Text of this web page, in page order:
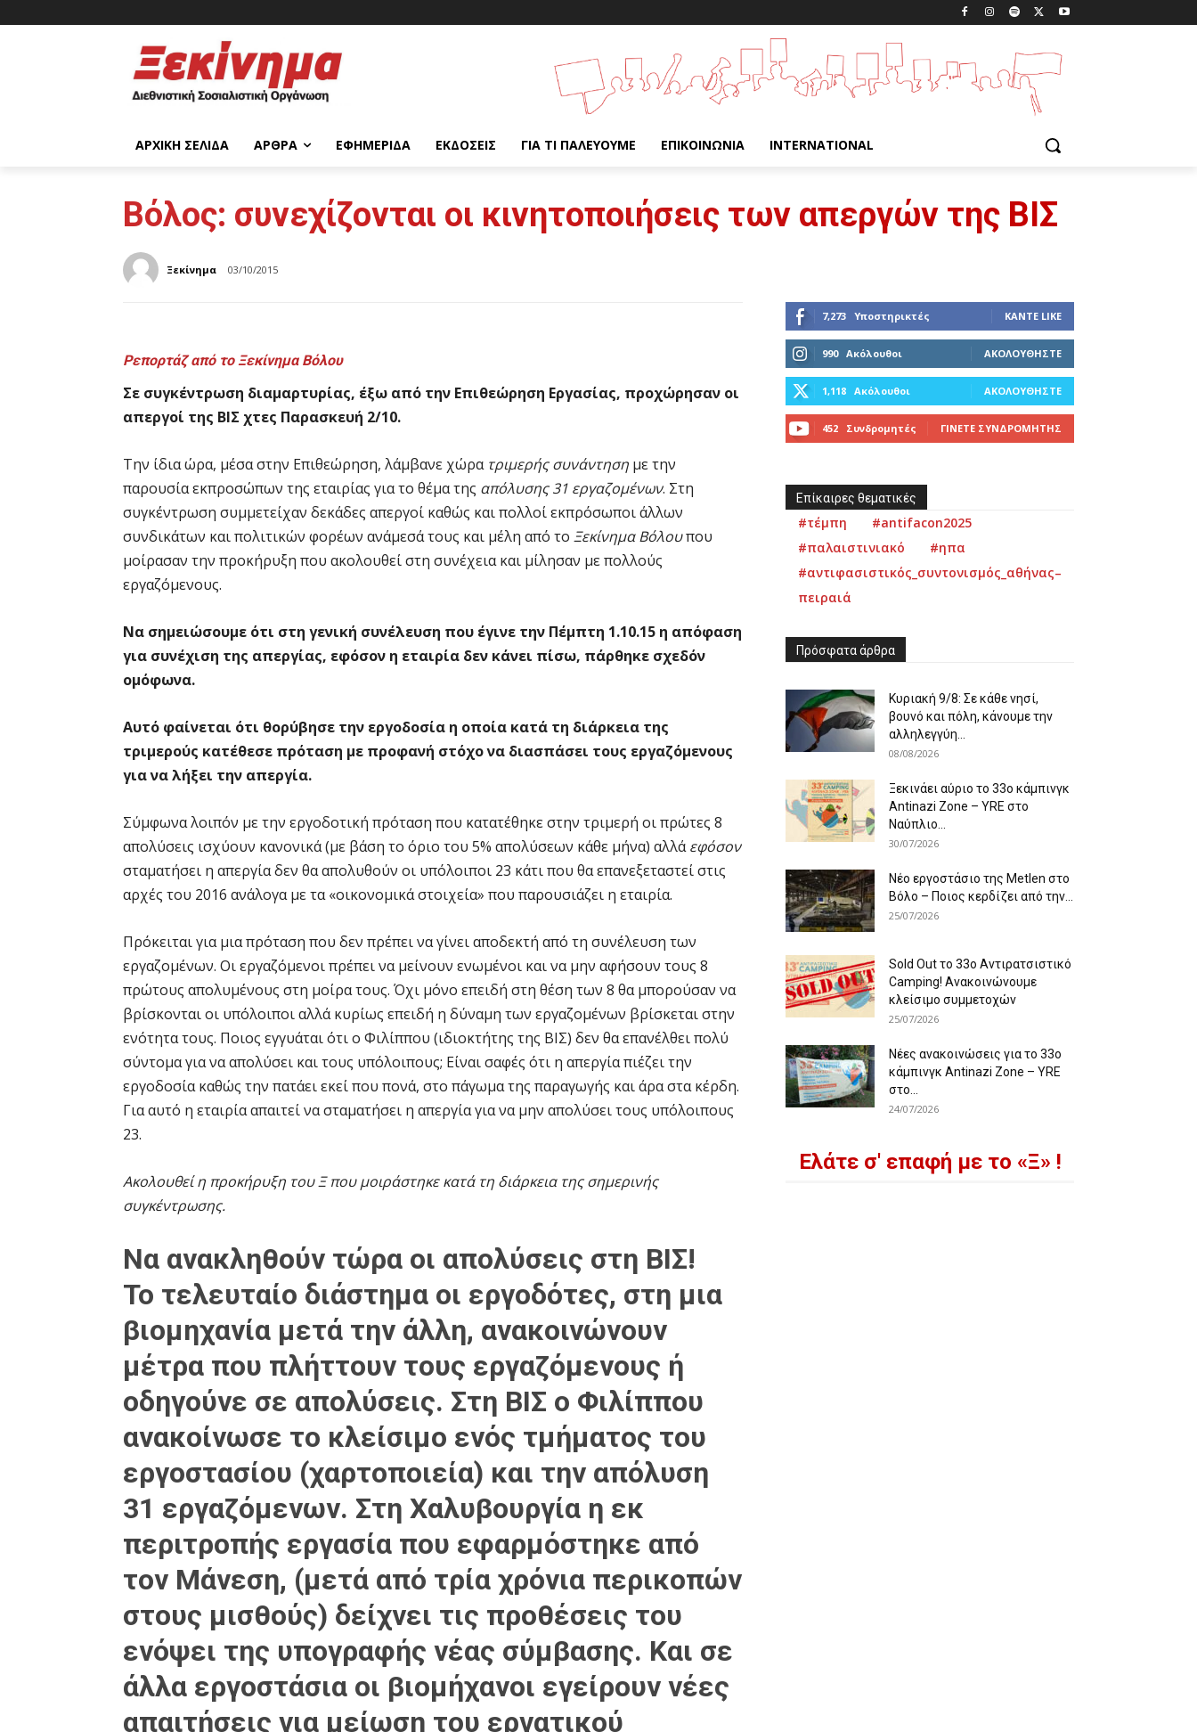
ΑΡΧΙΚΉ ΣΕΛΊΔΑ ΆΡΘΡΑ ΕΦΗΜΕΡΊΔΑ ΕΚΔΌΣΕΙΣ ΓΙΑ ΤΙ ΠΑΛΕΎΟΥΜΕ ΕΠΙΚΟΙΝΩΝΊΑ INTERNATIONAL
Βόλος: συνεχίζονται οι κινητοποιήσεις των απεργών της ΒΙΣ
Ξεκίνημα 03/10/2015
Ρεπορτάζ από το Ξεκίνημα Βόλου
Σε συγκέντρωση διαμαρτυρίας, έξω από την Επιθεώρηση Εργασίας, προχώρησαν οι
απεργοί της ΒΙΣ χτες Παρασκευή 2/10.
Την ίδια ώρα, μέσα στην Επιθεώρηση, λάμβανε χώρα τριμερής συνάντηση με την
παρουσία εκπροσώπων της εταιρίας για το θέμα της απόλυσης 31 εργαζομένων. Στη
συγκέντρωση συμμετείχαν δεκάδες απεργοί καθώς και πολλοί εκπρόσωποι άλλων
συνδικάτων και πολιτικών φορέων ανάμεσά τους και μέλη από το Ξεκίνημα Βόλουπου
μοίρασαν την προκήρυξη που ακολουθεί στη συνέχεια και μίλησαν με πολλούς
εργαζόμενους.
Να σημειώσουμε ότι στη γενική συνέλευση που έγινε την Πέμπτη 1.10.15 η απόφαση
για συνέχιση της απεργίας, εφόσον η εταιρία δεν κάνει πίσω, πάρθηκε σχεδόν
ομόφωνα.
Αυτό φαίνεται ότι θορύβησε την εργοδοσία η οποία κατά τη διάρκεια της
τριμερούς κατέθεσε πρόταση με προφανή στόχο να διασπάσει τους εργαζόμενους
για να λήξει την απεργία.
Σύμφωνα λοιπόν με την εργοδοτική πρόταση που κατατέθηκε στην τριμερή οι πρώτες 8
απολύσεις ισχύουν κανονικά (με βάση το όριο του 5% απολύσεων κάθε μήνα) αλλάεφόσον
σταματήσει η απεργία δεν θα απολυθούν οι υπόλοιποι 23 κάτι που θα επανεξεταστεί στις
αρχές του 2016 ανάλογα με τα «οικονομικά στοιχεία» που παρουσιάζει η εταιρία.
Πρόκειται για μια πρόταση που δεν πρέπει να γίνει αποδεκτή από τη συνέλευση των
εργαζομένων. Οι εργαζόμενοι πρέπει να μείνουν ενωμένοι και να μην αφήσουν τους 8
πρώτους απολυμένους στη μοίρα τους. Όχι μόνο επειδή στη θέση των 8 θα μπορούσαν να
βρίσκονται οι υπόλοιποι αλλά κυρίως επειδή η δύναμη των εργαζομένων βρίσκεται στην
ενότητα τους. Ποιος εγγυάται ότι ο Φιλίππου (ιδιοκτήτης της ΒΙΣ) δεν θα επανέλθει πολύ
σύντομα για να απολύσει και τους υπόλοιπους; Είναι σαφές ότι η απεργία πιέζει την
εργοδοσία καθώς την πατάει εκεί που πονά, στο πάγωμα της παραγωγής και άρα στα κέρδη.
Για αυτό η εταιρία απαιτεί να σταματήσει η απεργία για να μην απολύσει τους υπόλοιπους
23.
Ακολουθεί η προκήρυξη του Ξ που μοιράστηκε κατά τη διάρκεια της σημερινής
συγκέντρωσης.
Να ανακληθούν τώρα οι απολύσεις στη ΒΙΣ!
Το τελευταίο διάστημα οι εργοδότες, στη μια
βιομηχανία μετά την άλλη, ανακοινώνουν
μέτρα που πλήττουν τους εργαζόμενους ή
οδηγούνε σε απολύσεις. Στη ΒΙΣ ο Φιλίππου
ανακοίνωσε το κλείσιμο ενός τμήματος του
εργοστασίου (χαρτοποιεία) και την απόλυση
31 εργαζόμενων. Στη Χαλυβουργία η εκ
περιτροπής εργασία που εφαρμόστηκε από
τον Μάνεση, (μετά από τρία χρόνια περικοπών
στους μισθούς) δείχνει τις προθέσεις του
ενόψει της υπογραφής νέας σύμβασης. Και σε
άλλα εργοστάσια οι βιομήχανοι εγείρουν νέες
απαιτήσεις για μείωση του εργατικού
7,273 Υποστηρικτές ΚΆΝΤΕ LIKE
990 Ακόλουθοι ΑΚΟΛΟΥΘΉΣΤΕ
1,118 Ακόλουθοι ΑΚΟΛΟΥΘΉΣΤΕ
452 Συνδρομητές ΓΊΝΕΤΕ ΣΥΝΔΡΟΜΗΤΉΣ
Επίκαιρες θεματικές
#τέμπη
#antifacon2025
#παλαιστινιακό
#ηπα
#αντιφασιστικός_συντονισμός_αθήνας–
πειραιά
Πρόσφατα άρθρα
Κυριακή 9/8: Σε κάθε νησί,
βουνό και πόλη, κάνουμε την
αλληλεγγύη...
08/08/2026
Ξεκινάει αύριο το 33ο κάμπινγκ
Antinazi Zone – YRE στο
Ναύπλιο...
30/07/2026
Νέο εργοστάσιο της Metlen στο
Βόλο – Ποιος κερδίζει από την...
25/07/2026
Sold Out το 33ο Αντιρατσιστικό
Camping! Ανακοινώνουμε
κλείσιμο συμμετοχών
25/07/2026
Νέες ανακοινώσεις για το 33ο
κάμπινγκ Antinazi Zone – YRE
στο...
24/07/2026
Ελάτε σ' επαφή με το «Ξ» !